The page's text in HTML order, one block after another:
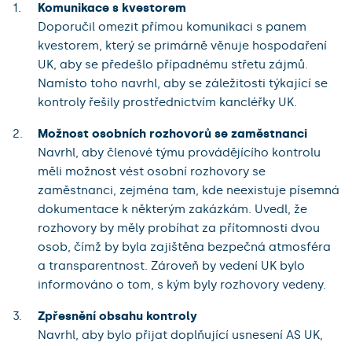
Komunikace s kvestorem
Doporučil omezit přímou komunikaci s panem
kvestorem, který se primárně věnuje hospodaření
UK, aby se předešlo případnému střetu zájmů.
Namísto toho navrhl, aby se záležitosti týkající se
kontroly řešily prostřednictvím kancléřky UK.
Možnost osobních rozhovorů se zaměstnanci
Navrhl, aby členové týmu provádějícího kontrolu
měli možnost vést osobní rozhovory se
zaměstnanci, zejména tam, kde neexistuje písemná
dokumentace k některým zakázkám. Uvedl, že
rozhovory by měly probíhat za přítomnosti dvou
osob, čímž by byla zajištěna bezpečná atmosféra
a transparentnost. Zároveň by vedení UK bylo
informováno o tom, s kým byly rozhovory vedeny.
Zpřesnění obsahu kontroly
Navrhl, aby bylo přijat doplňující usnesení AS UK,